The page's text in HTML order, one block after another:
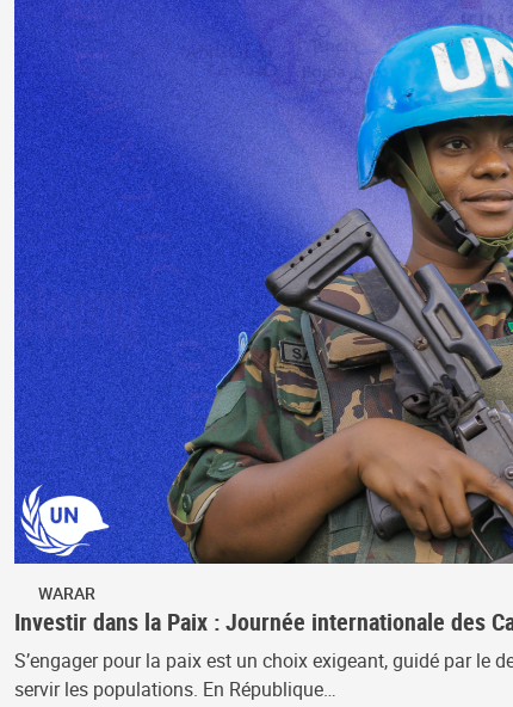
WARAR
Investir dans la Paix : Journée internationale des
S’engager pour la paix est un choix exigeant, guidé par le
servir les populations. En République…